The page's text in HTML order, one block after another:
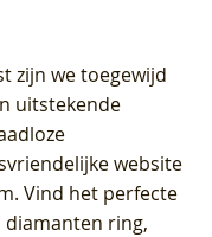
zijn we toegewijd
uitstekende
website
Vind het perfecte
diamanten ring,